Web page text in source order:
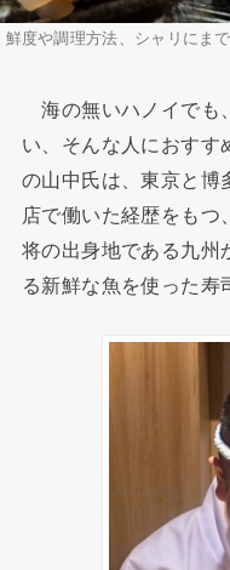
鮮度や調理方法、シャリにま
海の無いハノイでも
い、そんな人におすす
の山中氏は、東京と博
店で働いた経歴をもつ
将の出身地である九州
る新鮮な魚を使った寿